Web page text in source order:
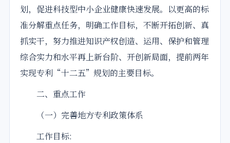
划，促进科技型中小企业健康快速发展。以更高的标
准分解重点任务，明确工作目标，不断开拓创新、真
抓实干，努力推进知识产权创造、运用、保护和管理
综合实力和水平再上新台阶、开创新局面，提前两年
实现专利“十二五”规划的主要目标。
二、重点工作
（一）完善地方专利政策体系
工作目标: